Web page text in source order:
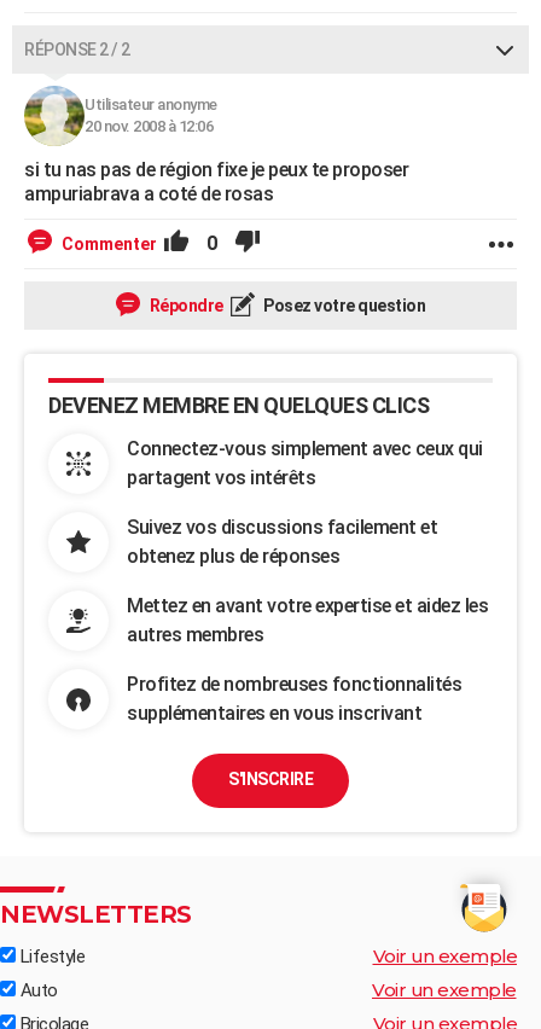
RÉPONSE 2 / 2
Utilisateur anonyme
20 nov. 2008 à 12:06
si tu nas pas de région fixe je peux te proposer
ampuriabrava a coté de rosas
Commenter 0
Répondre Posez votre question
DEVENEZ MEMBRE EN QUELQUES CLICS
Connectez-vous simplement avec ceux qui
partagent vos intérêts
Suivez vos discussions facilement et
obtenez plus de réponses
Mettez en avant votre expertise et aidez les
autres membres
Profitez de nombreuses fonctionnalités
supplémentaires en vous inscrivant
S'INSCRIRE
NEWSLETTERS
Lifestyle Voir un exemple
Auto Voir un exemple
Bricolage Voir un exemple